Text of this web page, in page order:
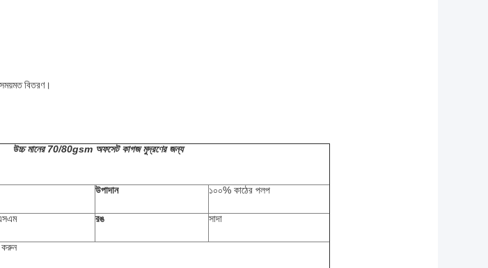
বিতরণ।
উচ্চ মানের 70/80gsm অফসেট কাগজ মুদ্রণের জন্য
উপাদান ১০০% কাঠের পলপ
রঙ সাদা
করুন